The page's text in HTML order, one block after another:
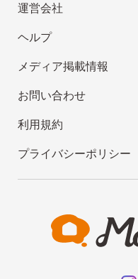
運営会社
ヘルプ
メディア掲載情報
お問い合わせ
利用規約
プライバシーポリシー